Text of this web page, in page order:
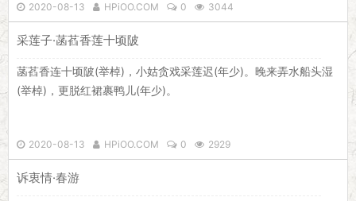
2020-08-13 HPiOO.COM 0 3044
采莲子·菡萏香莲十顷陂
菡萏香连十顷陂(举棹)，小姑贪戏采莲迟(年少)。晚来弄水船头湿
(举棹)，更脱红裙裹鸭儿(年少)。
2020-08-13 HPiOO.COM 0 2929
诉衷情·春游